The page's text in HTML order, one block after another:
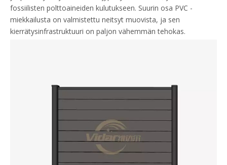
fossiilisten polttoaineiden kulutukseen. Suurin osa PVC -
miekkailusta on valmistettu neitsyt muovista, ja sen
kierrätysinfrastruktuuri on paljon vähemmän tehokas.